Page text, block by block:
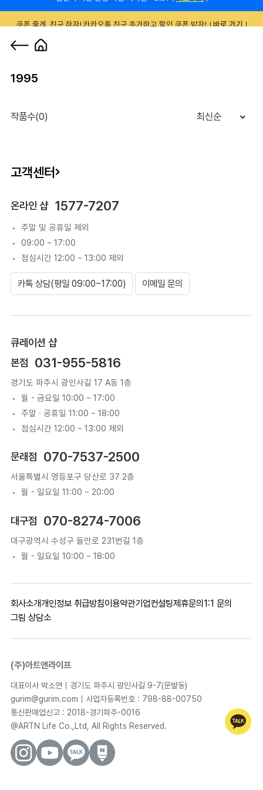
1995
작품수(0) 최신순
고객센터
온라인 샵 1577-7207
주말 및 공휴일 제외
09:00 ~ 17:00
점심시간 12:00 ~ 13:00 제외
카톡 상담(평일 09:00~17:00) 이메일 문의
큐레이션 샵
본점
031-955-5816
경기도 파주시 광인사길 17 A동 1층
월 - 금요일 10:00 ~ 17:00
주말 · 공휴일 11:00 ~ 18:00
점심시간 12:00 ~ 13:00 제외
문래점 070-7537-2500
서울특별시 영등포구 당산로 37 2층
월 - 일요일 11:00 ~ 20:00
대구점 070-8274-7006
대구광역시 수성구 들안로 231번길 1층
월 - 일요일 10:00 ~ 18:00
회사소개개인정보 취급방침이용약관기업컨설팅제휴문의 1:1 문의
그림 상담소
(주)아트앤라이프
대표이사 박소연｜경기도 파주시 광인사길 9-7(문발동)
gurim@gurim.com｜사업자등록번호 : 798-88-00750
통신판매업신고 : 2018-경기파주-0016
@ARTN Life Co.,Ltd, All Rights Reserved.